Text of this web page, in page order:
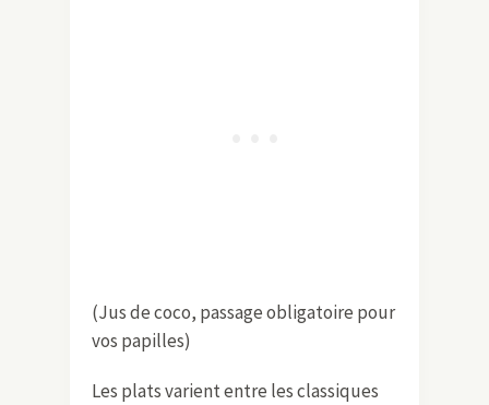
(Jus de coco, passage obligatoire pour
vos papilles)
Les plats varient entre les classiques